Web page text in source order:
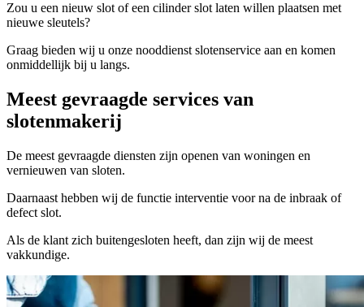
Zou u een nieuw slot of een cilinder slot laten willen plaatsen met
nieuwe sleutels?
Graag bieden wij u onze nooddienst slotenservice aan en komen
onmiddellijk bij u langs.
Meest gevraagde services van
slotenmakerij
De meest gevraagde diensten zijn openen van woningen en
vernieuwen van sloten.
Daarnaast hebben wij de functie interventie voor na de inbraak of
defect slot.
Als de klant zich buitengesloten heeft, dan zijn wij de meest
vakkundige.